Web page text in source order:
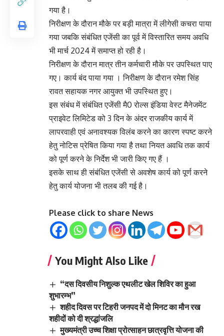
गया है।
निरीक्षण के दौरान मौके पर बड़ी मात्रा में लीगेसी कचरा पाया
गया जबकि संबंधित एजेंसी का पूर्व में विस्तारित समय अवधि
भी मार्च 2024 में समाप्त हो रही है।
निरीक्षण के दौरान मात्र तीन कर्मचारी मौके पर उपस्थित पाए
गए। कार्य बंद पाया गया । निरीक्षण के दौरान रमेश सिंह
रावत सहायक नगर आयुक्त भी उपस्थित हुए।
इस संबंध में संबंधित एजेंसी मै0 रोल्स इंडिया वेस्ट मैनेजमेंट
प्राइवेट लिमिटेड को 3 दिन के अंदर राजकीय कार्य में
लापरवाही एवं अनावश्यक विलंब करने का कारण स्पष्ट करने
हेतु नोटिस प्रेषित किया गया है तथा नियत अवधि तक कार्य
को पूर्ण करने के निर्देश भी जारी किए गए हैं ।
इसके साथ ही संबंधित एजेंसी से अवशेष कार्य को पूर्ण करने
हेतु कार्य योजना भी तलब की गई है।
Please click to share News
You Might Also Like
“दस दिवसीय निशुल्क एथलीट खेल शिविर का हुआ
शुभारम्भ”
शहीद दिवस पर टिहरी जनपद में दो मिनट का मौन रख
शहीदों को दी श्रद्धांजलि
मुख्यमंत्री उच्च शिक्षा प्रोत्साहन छात्रवृत्ति योजना की